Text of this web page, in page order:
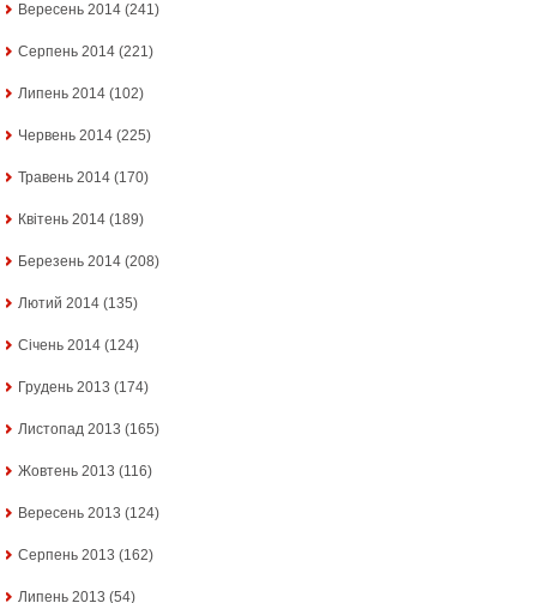
Вересень 2014 (241)
Серпень 2014 (221)
Липень 2014 (102)
Червень 2014 (225)
Травень 2014 (170)
Квітень 2014 (189)
Березень 2014 (208)
Лютий 2014 (135)
Січень 2014 (124)
Грудень 2013 (174)
Листопад 2013 (165)
Жовтень 2013 (116)
Вересень 2013 (124)
Серпень 2013 (162)
Липень 2013 (54)